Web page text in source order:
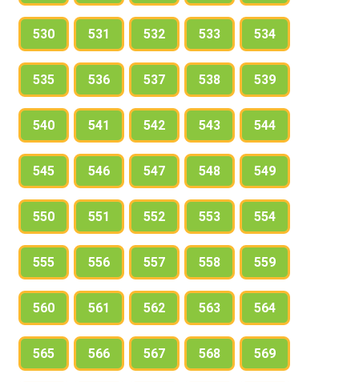
530 531 532 533 534
535 536 537 538 539
540 541 542 543 544
545 546 547 548 549
550 551 552 553 554
555 556 557 558 559
560 561 562 563 564
565 566 567 568 569